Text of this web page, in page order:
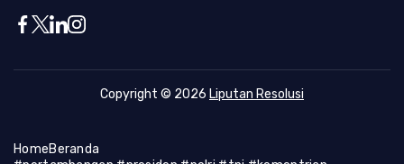
Copyright © 2026 Liputan Resolusi
HomeBeranda